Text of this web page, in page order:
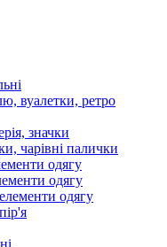
вуалетки, ретро
значки
чарівні палички
одягу
одягу
одягу